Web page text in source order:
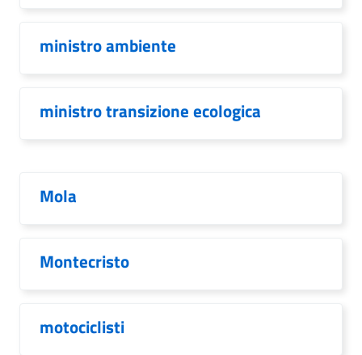
ministro ambiente
ministro transizione ecologica
Mola
Montecristo
motociclisti